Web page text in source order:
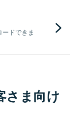
ドできま
さま向け